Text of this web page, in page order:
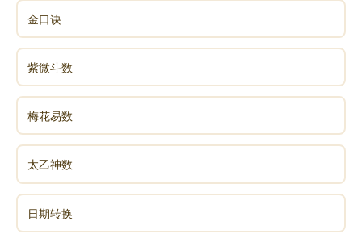
金口诀
紫微斗数
梅花易数
太乙神数
日期转换